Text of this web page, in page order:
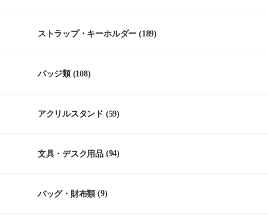
ストラップ・キーホルダー (189)
バッジ類(108)
アクリルスタンド (59)
文具・デスク用品 (94)
バッグ・財布類 (9)